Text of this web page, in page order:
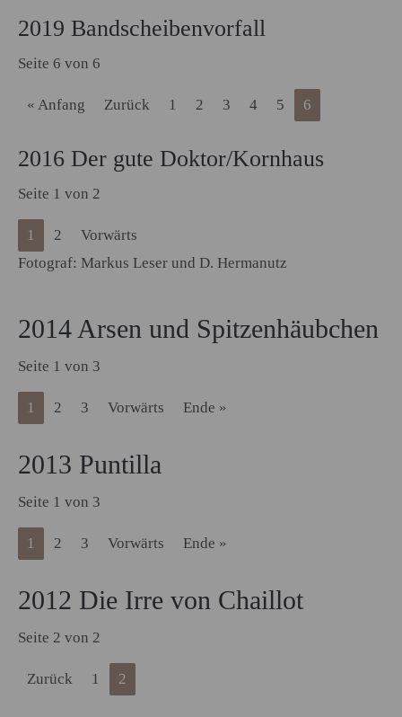
2019 Bandscheibenvorfall
Seite 6 von 6
« Anfang Zurück 1 2 3 4 5 6
2016 Der gute Doktor/Kornhaus
Seite 1 von 2
1 2
Vorwärts
Fotograf: Markus Leser und D. Hermanutz
2014 Arsen und Spitzenhäubchen
Seite 1 von 3
1 2 3 Vorwärts Ende »
2013 Puntilla
Seite 1 von 3
1 2 3 Vorwärts Ende »
2012 Die Irre von Chaillot
Seite 2 von 2
Zurück 1 2